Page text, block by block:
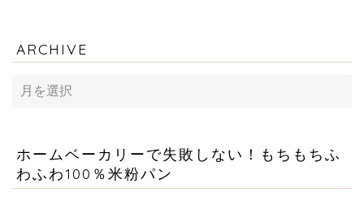
ARCHIVE
ホームベーカリーで失敗しない！もちもちふ
わふわ100％米粉パン